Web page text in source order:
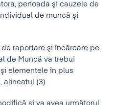
perioada şi cauzele de
de muncă şi
raportare şi încărcare pe
de Muncă va trebui
elementele în plus
alineatul (3)
şi va avea următorul